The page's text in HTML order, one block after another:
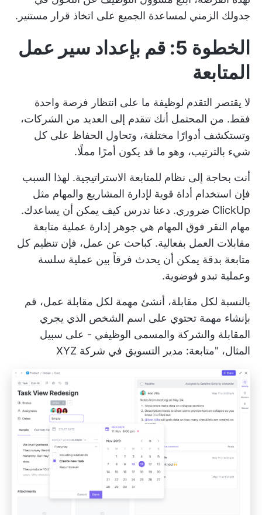
جدولك الزمني لمساعدة الجميع على اتخاذ قرار مستنير.
الخطوة 5: قم بإعداد سير عمل
المتابعة
لا يقتصر التقدم لوظيفة ما على انتظار فرصة واحدة
فقط. من المحتمل أنك تتقدم إلى العديد من الشركات،
وتستكشف أدوارًا مختلفة، وتحاول الحفاظ على كل
شيء بالترتيب، وهو ما قد يكون أمرًا مملًا.
أنت بحاجة إلى نظام للمتابعة الاستراتيجية. لهذا السبب
فإن استخدام أداة قوية لإدارة المشاريع والمهام مثل
ClickUp ضروري. دعنا ندرس كيف يمكن أن يساعدك.
مهام النقر فوق المهام هي جوهر إدارة عملية متابعة
مقابلات العمل بفعالية. كباحث عن عمل، فإن تنظيم كل
متابعة بدقة يمكن أن يحدث فرقاً بين عملية سلسة
وعملية تبدو فوضوية.
بالنسبة لكل مقابلة، أنشئ مهمة لكل مقابلة عمل، قم
بإنشاء مهمة تحتوي على اسم الشخص الذي يجري
المقابلة والشركة والمسمى الوظيفي - على سبيل
المثال، "متابعة: مدير التسويق في شركة XYZ